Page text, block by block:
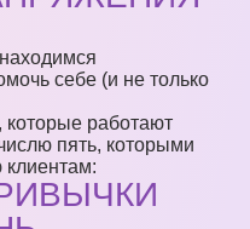
себе (и не только
работают
пять, которыми